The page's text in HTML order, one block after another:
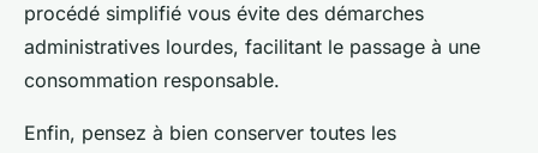
procédé simplifié vous évite des démarches
administratives lourdes, facilitant le passage à une
consommation responsable.
Enfin, pensez à bien conserver toutes les